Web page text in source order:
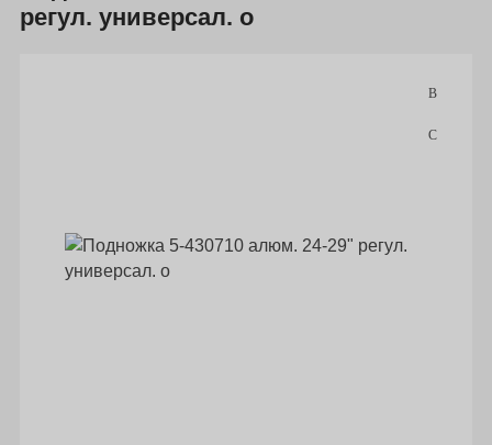
регул. универсал. о